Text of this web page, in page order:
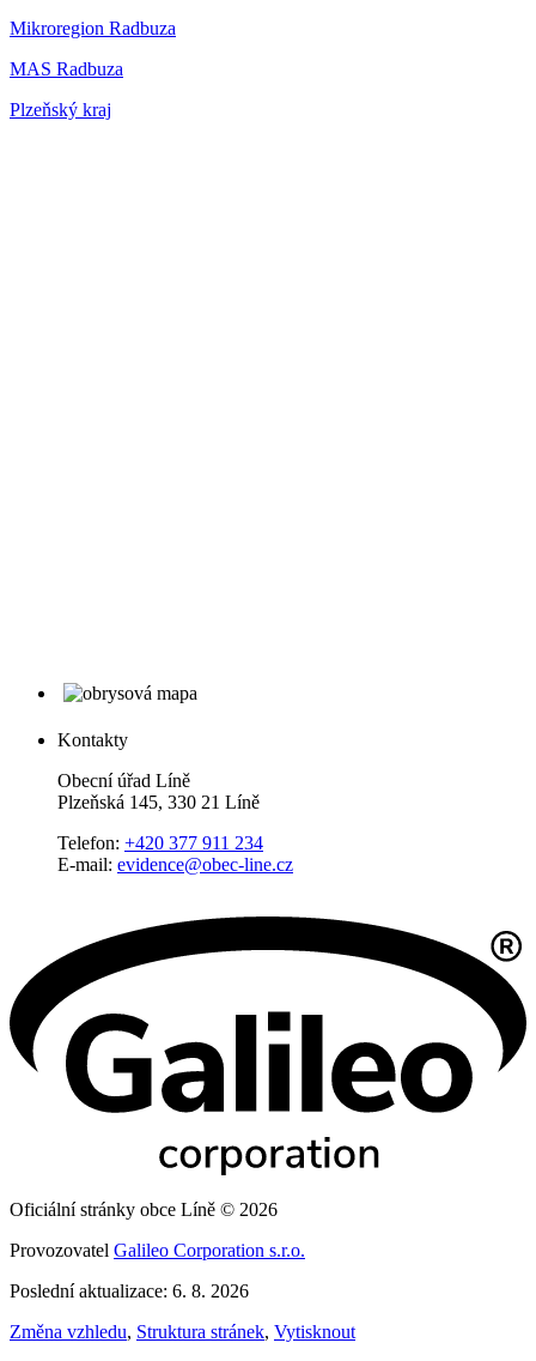
Mikroregion Radbuza
MAS Radbuza
Plzeňský kraj
Kontakty
Obecní úřad Líně
Plzeňská 145, 330 21 Líně
Telefon: +420 377 911 234
E-mail: evidence@obec-line.cz
Oficiální stránky obce Líně © 2026
Provozovatel Galileo Corporation s.r.o.
Poslední aktualizace: 6. 8. 2026
Změna vzhledu, Struktura stránek, Vytisknout